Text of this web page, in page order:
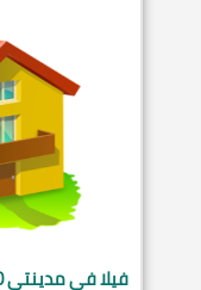
فيلا فيمدينتي440 م